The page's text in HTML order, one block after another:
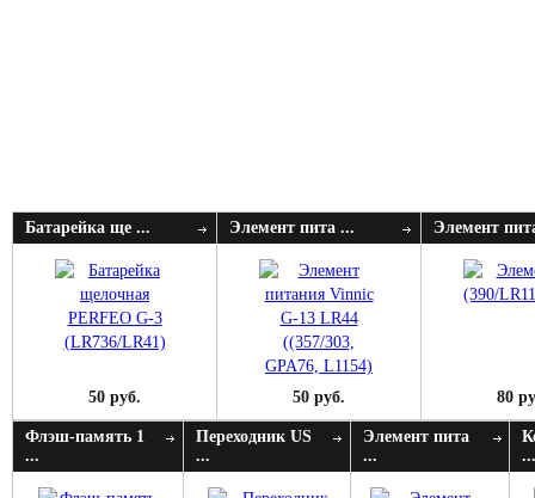
Батарейка ще ...
50 руб.
Элемент пита ...
50 руб.
Элемент
80
Флэш-память 1
...
Переходник US
...
Элемент пита
...
...